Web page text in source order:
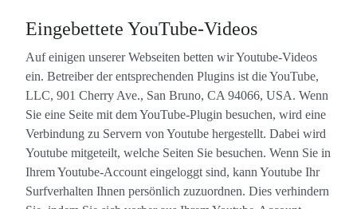
Eingebettete YouTube-Videos
Auf einigen unserer Webseiten betten wir Youtube-Videos
ein. Betreiber der entsprechenden Plugins ist die YouTube,
LLC, 901 Cherry Ave., San Bruno, CA 94066, USA. Wenn
Sie eine Seite mit dem YouTube-Plugin besuchen, wird eine
Verbindung zu Servern von Youtube hergestellt. Dabei wird
Youtube mitgeteilt, welche Seiten Sie besuchen. Wenn Sie in
Ihrem Youtube-Account eingeloggt sind, kann Youtube Ihr
Surfverhalten Ihnen persönlich zuzuordnen. Dies verhindern